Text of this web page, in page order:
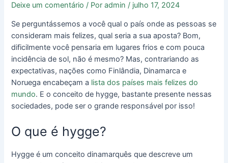
Deixe um comentário / Poradmin / julho 17, 2024
Se perguntássemos a você qual o país onde as pessoas se
consideram mais felizes, qual seria a sua aposta? Bom,
dificilmente você pensaria em lugares frios e com pouca
incidência de sol, não é mesmo? Mas, contrariando as
expectativas, nações como Finlândia, Dinamarca e
Noruega encabeçam a lista dos países mais felizes do
mundo. E o conceito de hygge, bastante presente nessas
sociedades, pode ser o grande responsável por isso!
O que é hygge?
Hygge é um conceito dinamarquês que descreve um